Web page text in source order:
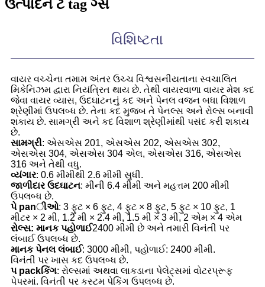
ઉત્પાદન ટ tag ગ્સ
વિશિષ્ટતા
વાયર વચ્ચેના તમામ અંતર ઉચ્ચ વિશ્વસનીયતાના સ્વચાલિત
મિકેનિઝમ દ્વારા નિયંત્રિત થાય છે. તેથી વાયરવાળા વાયર મેશ કદ
જેવા વાયર વ્યાસ, ઉદઘાટનનું કદ અને પેનલ વજન બધા વિશાળ
શ્રેણીમાં ઉપલબ્ધ છે. તેના કદ મુજબ તે પેનલ્સ અને રોલ્સ બનાવી
શકાય છે. સામગ્રી અને કદ વિશાળ શ્રેણીમાંથી પસંદ કરી શકાય
છે.
સામગ્રી: એસએસ 201, એસએસ 202, એસએસ 302,
એસએસ 304, એસએસ 304 એલ, એસએસ 316, એસએસ
316 અને તેથી વધુ.
વ્યંગાર: 0.6 મીમીથી 2.6 મીમી સુધી.
જાળીદાર ઉદઘાટન: મીની 6.4 મીમી અને મહત્તમ 200 મીમી
ઉપલબ્ધ છે.
પે panીઓ: 3 ફુટ × 6 ફુટ, 4 ફુટ × 8 ફુટ, 5 ફુટ × 10 ફુટ, 1
મીટર × 2 મી, 1.2 મી × 2.4 મી, 1.5 મી × 3 મી, 2 એમ × 4 એમ
રોલ્સ: માનક પહોળાઈ2400 મીમી છે અને તમારી વિનંતી પર
લંબાઈ ઉપલબ્ધ છે.
માનક પેનલ લંબાઈ: 3000 મીમી, પહોળાઈ: 2400 મીમી.
વિનંતી પર ખાસ કદ ઉપલબ્ધ છે.
પ packકિંગ: રોલ્સમાં અથવા લાકડાના પેલેટ્સમાં વોટરપ્રૂફ
પેપરમાં. વિનંતી પર કસ્ટમ પેકિંગ ઉપલબ્ધ છે.